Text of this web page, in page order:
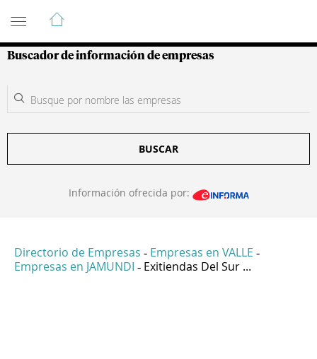
Guía de Empresas Colombianas
Buscador de información de empresas
BUSCAR
Información ofrecida por:
Directorio de Empresas - Empresas en VALLE -
Empresas en JAMUNDI - Exitiendas Del Sur ...